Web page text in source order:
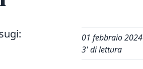
01 febbraio 2024
3' di lettura